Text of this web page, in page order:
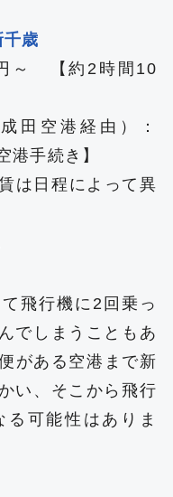
歳
～ 【約2時間10
田空港経由）：
港手続き】
は日程によって異
飛行機に2回乗っ
でしまうこともあ
がある空港まで新
い、そこから飛行
可能性はありま